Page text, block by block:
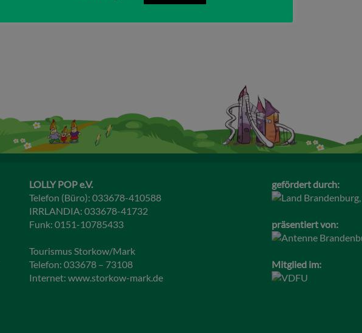
LOLLY POP e.V.
Telefon (Büro): 033678-410588
IRRLANDIA: 033678-41732
Funk: 0151-10785433
Tourismus Storkow/Mark
Telefon: 033678 – 73108
Internet: www.storkow-mark.de
gefördert durch:
präsentiert von:
Mitglied im: